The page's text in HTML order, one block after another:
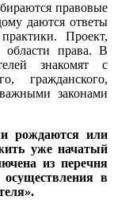
правовые
даются ответы
Проект,
области права. В
знакомят с
гражданского,
законами
рождаются или
уже начатый
из перечня
в